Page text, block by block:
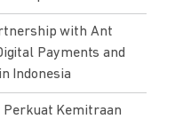
with Ant
Payments and
Indonesia
Perkuat Kemitraan